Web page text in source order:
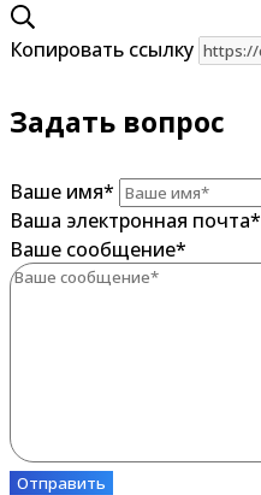
Копировать ссылку
Задать вопрос
Ваше имя*
Ваша электронная почта*
Ваше сообщение*
Отправить